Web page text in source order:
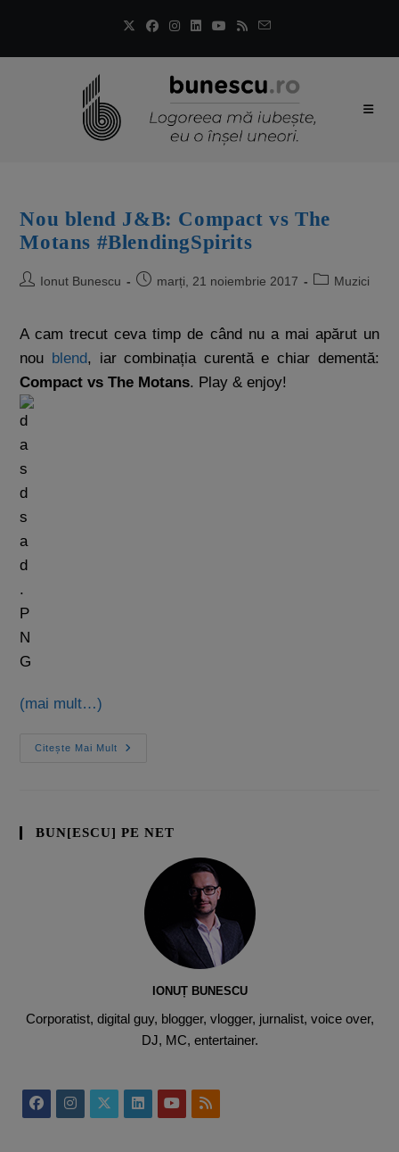
Nou blend J&B: Compact vs The
Motans #BlendingSpirits
Ionut Bunescu marți, 21 noiembrie 2017 Muzici
A cam trecut ceva timp de când nu a mai apărut un
nou blend, iar combinația curentă e chiar dementă:
Compact vs The Motans. Play & enjoy!
(mai mult…)
Citește Mai Mult
BUN[ESCU] PE NET
IONUȚ BUNESCU
Corporatist, digital guy, blogger, vlogger, jurnalist, voice over,
DJ, MC, entertainer.